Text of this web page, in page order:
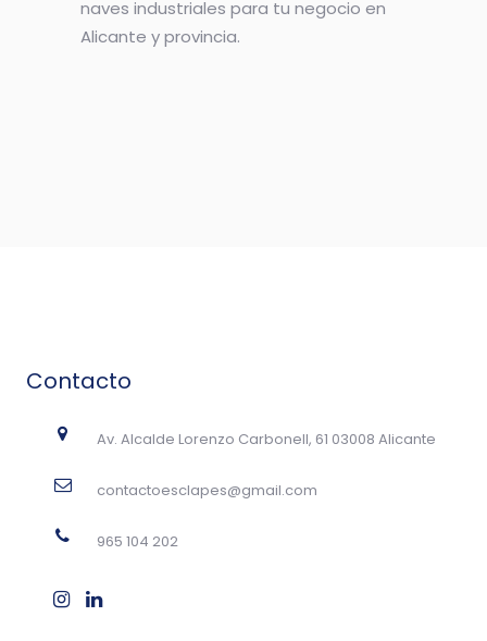
naves industriales para tu negocio en
Alicante y provincia.
Contacto
Av. Alcalde Lorenzo Carbonell, 61 03008 Alicante
contactoesclapes@gmail.com
965 104 202